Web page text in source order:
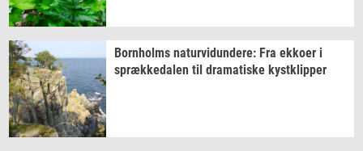
Born­holms na­tur­vi­dun­de­re: Fra ek­ko­er i
spræk­ke­da­len til dra­ma­ti­ske kyst­klip­per